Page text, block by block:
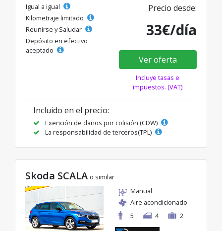
Igual a igual
Kilometraje limitado
Reunirse y Saludar
Depósito en efectivo
aceptado
Precio desde:
33€/día
Ver oferta
Incluye tasas e
impuestos. (VAT)
Incluido en el precio:
Exención de daños por colisión (CDW)
La responsabilidad de terceros(TPL)
Skoda SCALA o similar
Manual
Aire acondicionado
5
4 2